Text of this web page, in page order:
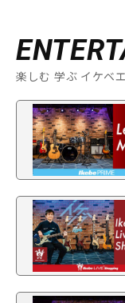
楽しむ 学ぶ イケベ